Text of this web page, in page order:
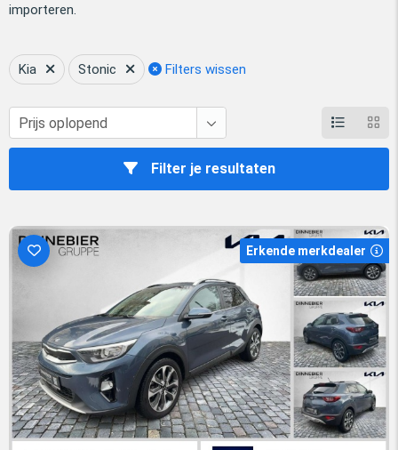
importeren.
Kia Stonic Filters wissen
Filter je resultaten
Erkende merkdealer